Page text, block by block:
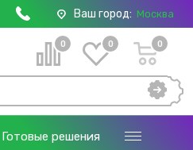
Ваш город: Москва
0 0 0
Готовые решения